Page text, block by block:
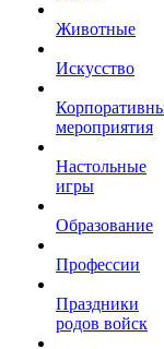
Животные
Искусство
мероприятия
Настольные
игры
Образование
Профессии
Праздники
родов войск